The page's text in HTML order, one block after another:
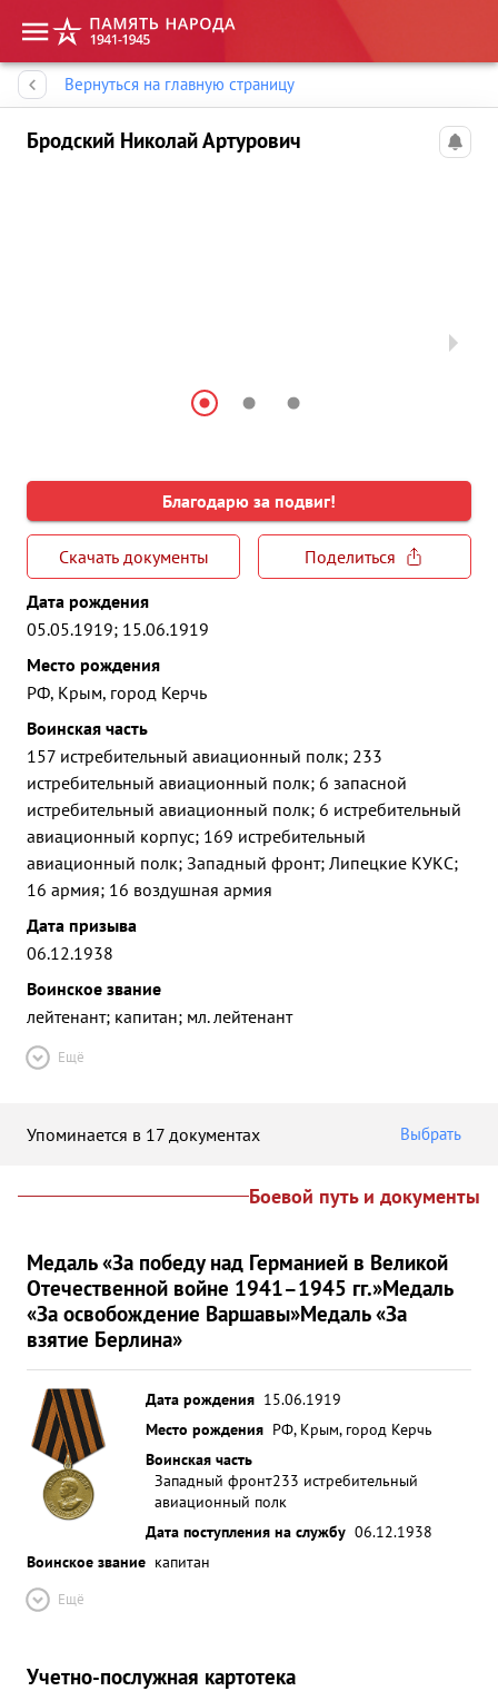
Вернуться на главную страницу
Бродский Николай Артурович
Благодарю за подвиг!
Скачать документы
Поделиться
Дата рождения
05.05.1919; 15.06.1919
Место рождения
РФ, Крым, город Керчь
Воинская часть
157 истребительный авиационный полк; 233
истребительный авиационный полк; 6 запасной
истребительный авиационный полк; 6 истребительный
авиационный корпус; 169 истребительный
авиационный полк; Западный фронт; Липецкие КУКС;
16 армия; 16 воздушная армия
Дата призыва
06.12.1938
Воинское звание
лейтенант; капитан; мл. лейтенант
Ещё
Упоминается в 17 документах Выбрать
Боевой путь и документы
Медаль «За победу над Германией в Великой
Отечественной войне 1941–1945 гг.»Медаль
«За освобождение Варшавы»Медаль «За
взятие Берлина»
Дата рождения 15.06.1919
Место рождения РФ, Крым, город Керчь
Воинская часть
Западный фронт233 истребительный
авиационный полк
Дата поступления на службу 06.12.1938
Воинское звание капитан
Ещё
Учетно-послужная картотека
Память народа